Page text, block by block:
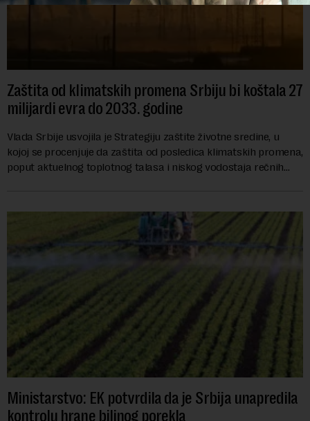
Zaštita od klimatskih promena Srbiju bi koštala 27
milijardi evra do 2033. godine
Vlada Srbije usvojila je Strategiju zaštite životne sredine, u
kojoj se procenjuje da zaštita od posledica klimatskih promena,
poput aktuelnog toplotnog talasa i niskog vodostaja rečnih
Ministarstvo: EK potvrdila da je Srbija unapredila
kontrolu hrane biljnog porekla